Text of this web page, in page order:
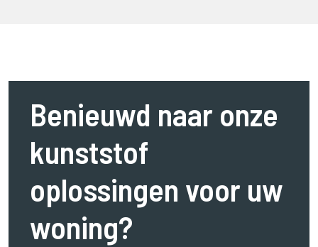
Benieuwd naar onze
kunststof
oplossingen voor uw
woning?